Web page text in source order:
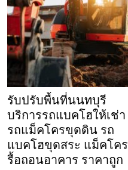
รับปรับพื้นที่นนทบุรี
บริการรถแบคโฮให้เช่า
รถแม็คโครขุดดิน รถ
แบคโฮขุดสระ แม็คโคร
รื้อถอนอาคาร ราคาถูก